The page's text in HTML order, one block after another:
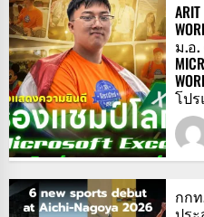
ม.อ
โปร
กก